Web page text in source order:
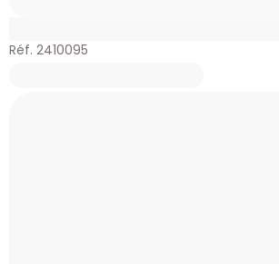
Réf. 2410095